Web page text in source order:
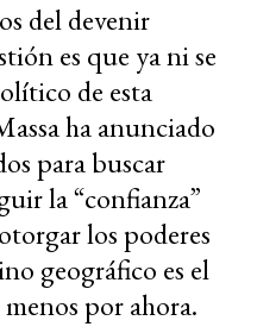
del devenir
es que ya ni se
de esta
ha anunciado
para buscar
la “confianza”
los poderes
geográfico es el
por ahora.